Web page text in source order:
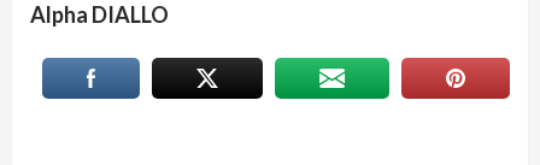
Alpha DIALLO